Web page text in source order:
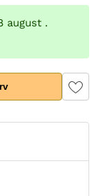
august .